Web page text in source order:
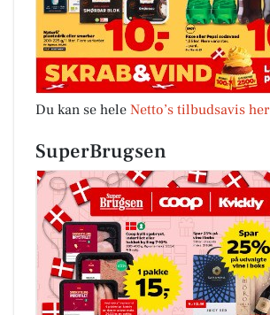
Du kan se hele Netto’s tilbudsavis her
SuperBrugsen